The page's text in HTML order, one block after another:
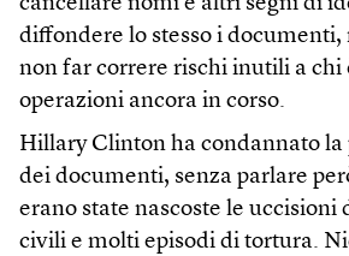
diffondere lo stesso i documenti,
non far correre rischi inutili a chi
operazioni ancora in corso.
Hillary Clinton ha condannato la
dei documenti, senza parlare
erano state nascoste le uccisioni
civili e molti episodi di tortura.